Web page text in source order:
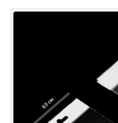
6.5 см